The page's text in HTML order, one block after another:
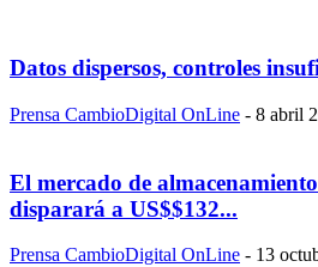
Datos dispersos, controles
Prensa CambioDigital OnLine - 8 abril
El mercado de
disparará a US$$132...
Prensa CambioDigital OnLine - 13